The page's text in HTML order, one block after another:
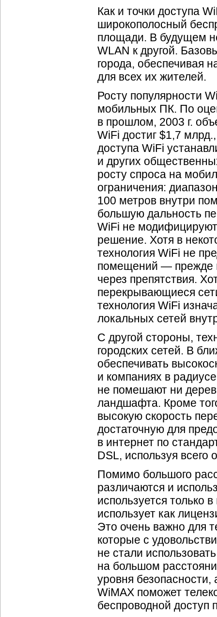
Как и точки доступа
широкополосный
площади. В будущем
WLAN к другой.
города, обеспечивая
для всех их жителей.
Росту популярности
мобильных ПК. По
в прошлом, 2003 г.
WiFi достиг $1,7
доступа WiFi
и других
росту спроса на
ограничения:
100 метров внутри
большую дальность
WiFi не
решение. Хотя в
технология WiFi не
помещений — прежде
через препятствия.
перекрывающиеся
технология WiFi
локальных сетей
С другой стороны,
городских сетей. В
обеспечивать
и компаниях в
не помешают ни
ландшафта. Кроме
высокую скорость
достаточную для
в интернет по
DSL, используя всего
Помимо большого
различаются и
используется только
использует как
Это очень важно для
которые с
не стали
на большом
уровня безопасности,
WiMAX поможет
беспроводной доступ